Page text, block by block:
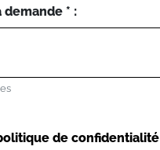
demande * :
de confidentialité